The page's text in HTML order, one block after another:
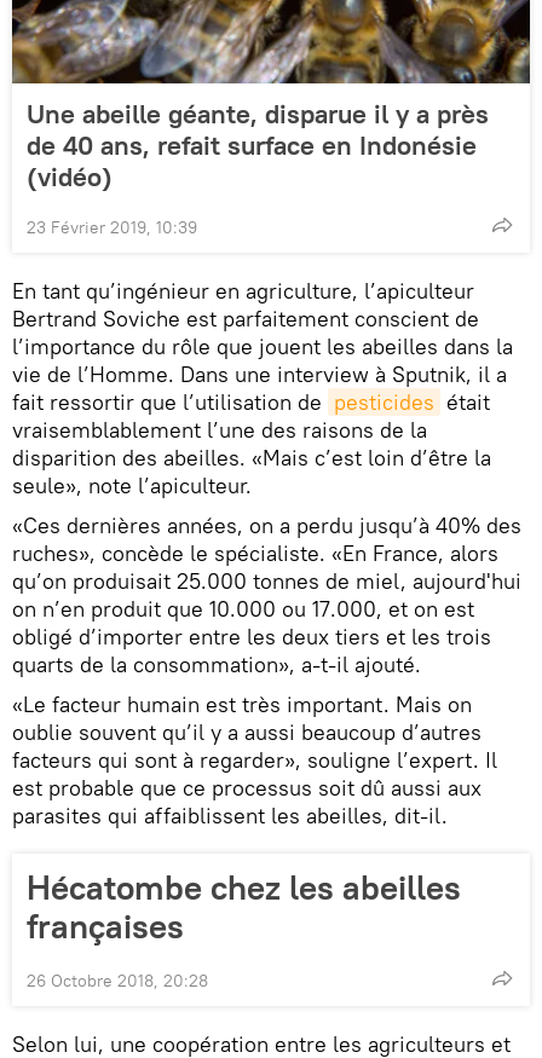
Une abeille géante, disparue il y a près
de 40 ans, refait surface en Indonésie
(vidéo)
23 Février 2019, 10:39
En tant qu’ingénieur en agriculture, l’apiculteur
Bertrand Soviche est parfaitement conscient de
l’importance du rôle que jouent les abeilles dans la
vie de l’Homme. Dans une interview à Sputnik, il a
fait ressortir que l’utilisation de pesticides était
vraisemblablement l’une des raisons de la
disparition des abeilles. «Mais c’est loin d’être la
seule», note l’apiculteur.
«Ces dernières années, on a perdu jusqu’à 40% des
ruches», concède le spécialiste. «En France, alors
qu’on produisait 25.000 tonnes de miel, aujourd'hui
on n’en produit que 10.000 ou 17.000, et on est
obligé d’importer entre les deux tiers et les trois
quarts de la consommation», a-t-il ajouté.
«Le facteur humain est très important. Mais on
oublie souvent qu’il y a aussi beaucoup d’autres
facteurs qui sont à regarder», souligne l’expert. Il
est probable que ce processus soit dû aussi aux
parasites qui affaiblissent les abeilles, dit-il.
Hécatombe chez les abeilles
françaises
26 Octobre 2018, 20:28
Selon lui, une coopération entre les agriculteurs et